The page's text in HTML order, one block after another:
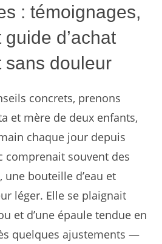
: témoignages,
d’achat
sans douleur
concrets, prenons
et mère de deux enfants,
chaque jour depuis
comprenait souvent des
bouteille d’eau et
léger. Elle se plaignait
et d’une épaule tendue en
quelques ajustements —